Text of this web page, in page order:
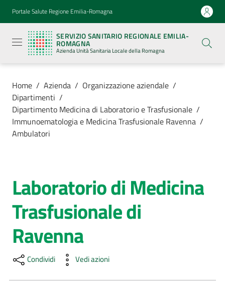
Vai al contenuto
Vai alla navigazione
Vai al footer
Portale Salute Regione Emilia-Romagna
SERVIZIO SANITARIO REGIONALE EMILIA-
ROMAGNA
Azienda Unità Sanitaria Locale della Romagna
Sanitario
Regionale
Emilia-
Romagna
Azienda
Sanitaria
Locale della
Romagna
Azienda
Luoghi
di
cura
Menu selezionato
AUSL
Comunica
Home / Azienda / Organizzazione aziendale /
Dipartimenti /
Dipartimento Medicina di Laboratorio e Trasfusionale /
Immunoematologia e Medicina Trasfusionale Ravenna /
Ambulatori
Salta al contenuto
Laboratorio di Medicina
Trasfusionale di
Ravenna
Condividi Vedi azioni